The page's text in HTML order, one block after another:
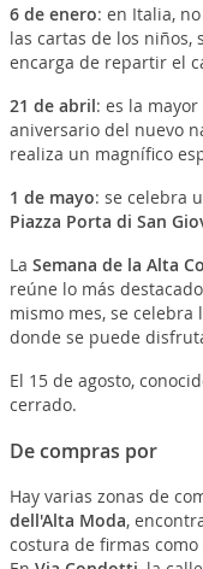
6 de enero: en Italia,
las cartas de los niños,
encarga de repartir el
21 de abril: es la
aniversario del nuevo
realiza un magnífico
1 de mayo: se celebra
Piazza Porta di San
La Semana de la Alta
reúne lo más
mismo mes, se celebra
donde se puede
El 15 de agosto,
cerrado.
De compras por
Hay varias zonas de
dell'Alta Moda,
costura de firmas